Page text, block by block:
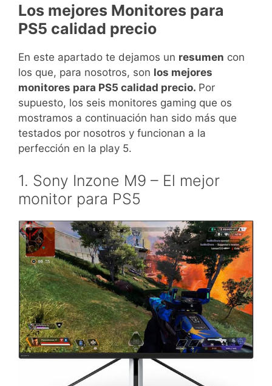
Los mejores Monitores para
PS5 calidad precio
En este apartado te dejamos un resumen con
los que, para nosotros, son los mejores
monitores para PS5 calidad precio. Por
supuesto, los seis monitores gaming que os
mostramos a continuación han sido más que
testados por nosotros y funcionan a la
perfección en la play 5.
1. Sony Inzone M9 – El mejor
monitor para PS5